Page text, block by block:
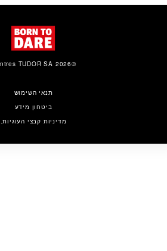
תנאי השימוש
ביטחון מידע
מדיניות קבצי העוגיות.
©2026 Montres TUDOR SA